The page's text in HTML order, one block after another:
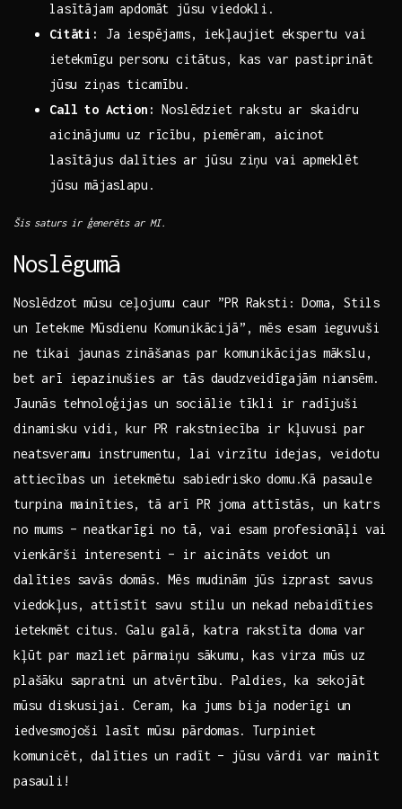
lasītājam apdomāt jūsu viedokli.
Citāti:
Ja iespējams, iekļaujiet⁣ ekspertu vai
ietekmīgu personu citātus, kas var ‍pastiprināt
⁢jūsu ziņas‌ ticamību.
Call to ⁣Action: Noslēdziet ⁢rakstu ar skaidru
aicinājumu uz rīcību, piemēram,⁢ aicinot
lasītājus dalīties ar jūsu ziņu vai apmeklēt⁢
jūsu⁣ mājaslapu.
Šis saturs ir ģenerēts ar ‍MI.
Noslēgumā
Noslēdzot mūsu ceļojumu ​caur ⁢”PR Raksti:⁤ Doma, ‌Stils
un Ietekme ⁣Mūsdienu Komunikācijā”, ⁤mēs ‌esam ieguvuši
ne​ tikai jaunas zināšanas par ⁣komunikācijas mākslu,
bet arī iepazinušies‍ ar tās daudzveidīgajām‌ niansēm.
Jaunās tehnoloģijas un sociālie ⁤tīkli ⁤ir radījuši⁣
dinamisku vidi, kur ⁤PR rakstniecība ir kļuvusi⁤ par
neatsveramu instrumentu, lai ⁣virzītu idejas, veidotu
attiecības un ietekmētu sabiedrisko domu.​ Kā pasaule
turpina ⁢mainīties, tā arī PR joma ‍attīstās, un katrs
⁤no mums – ⁢neatkarīgi‌ no tā, vai esam profesionāļi vai‍
vienkārši⁤ interesenti – ir aicināts veidot un
dalīties ‌savās domās. Mēs mudinām jūs izprast savus
viedokļus, attīstīt savu⁤ stilu un nekad nebaidīties
⁤ietekmēt citus. Galu galā, katra rakstīta doma⁣ var
kļūt⁣ par mazliet pārmaiņu sākumu, kas virza mūs ​uz
plašāku ⁣sapratni un ⁤atvērtību.‌ Paldies, ⁢ka sekojāt‌
mūsu diskusijai. Ceram, ka jums bija noderīgi un
iedvesmojoši lasīt mūsu ⁢pārdomas.‌ Turpiniet
komunicēt, dalīties un radīt – jūsu‍ vārdi var mainīt
pasauli!